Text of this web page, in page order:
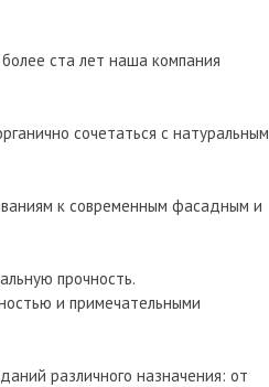
ста лет наша компания
сочетаться с натуральным
к современным фасадным и
прочность.
и примечательными
различного назначения: от